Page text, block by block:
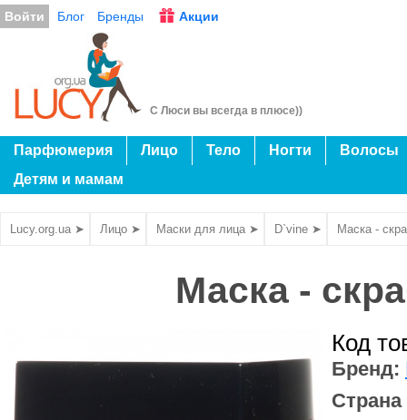
Войти Блог Бренды Акции
С Люси вы всегда в плюсе))
Парфюмерия Лицо Тело Ногти
Волосы
Детям и мамам
Lucy.org.ua ➤ Лицо ➤ Маски для лица ➤ D`vine ➤ Маска -
Маска -
Код
Бренд: